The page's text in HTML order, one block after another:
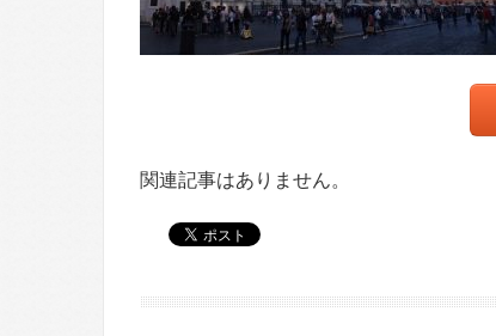
関連記事はありません。